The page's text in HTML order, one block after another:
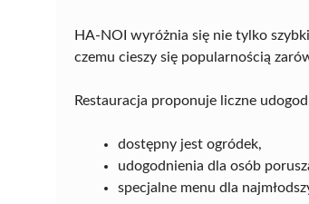
HA-NOI wyróżnia się nie tylko
czemu cieszy się popularnością
Restauracja proponuje liczne
dostępny jest ogródek,
udogodnienia dla osób
specjalne menu dla